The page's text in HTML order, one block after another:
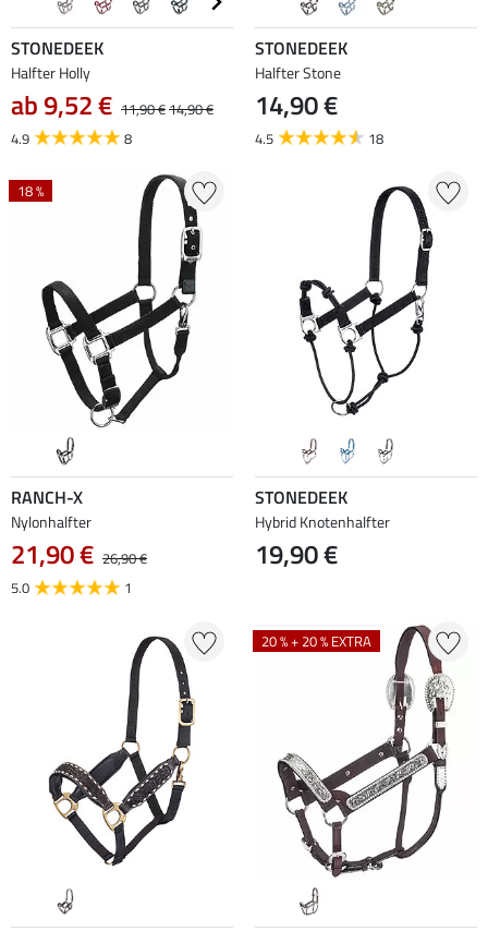
STONEDEEK
Halfter Holly
ab 9,52 € 11,90 €14,90 €
4.9
8
STONEDEEK
Halfter Stone
14,90 €
4.5 18
18 %
RANCH-X
Nylonhalfter
21,90 € 26,90 €
5.0
1
STONEDEEK
Hybrid Knotenhalfter
19,90 €
20 % + 20 % EXTRA